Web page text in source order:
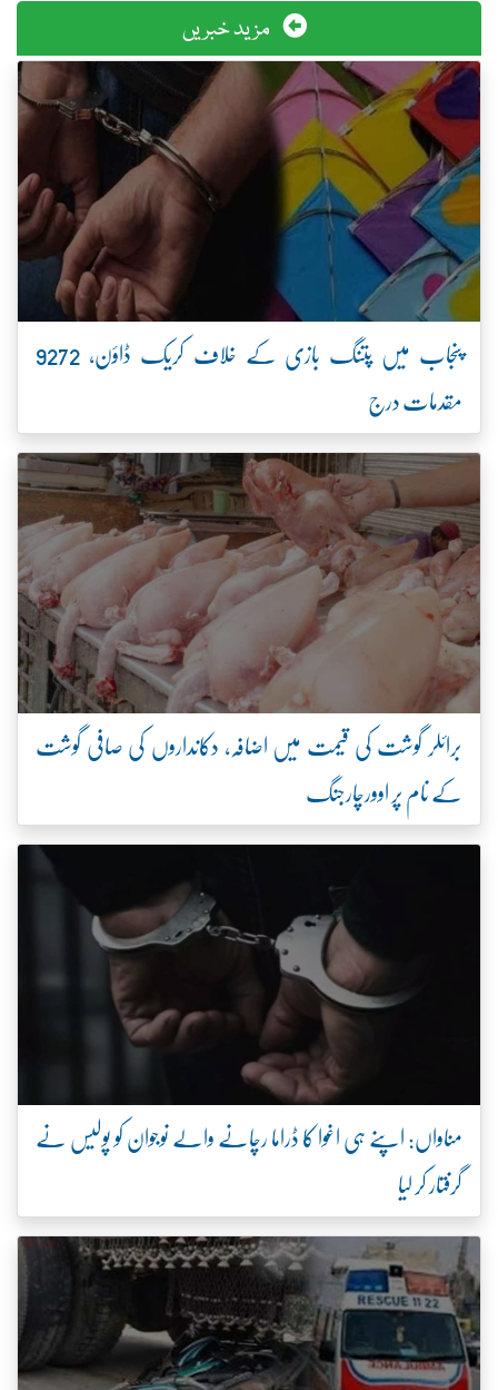
مزید خبریں
پنجاب میں پتنگ بازی کے خلاف کریک ڈاؤن، 9272
مقدمات درج
برائلر گوشت کی قیمت میں اضافہ، دکانداروں کی صافی گوشت
کے نام پر اوورچارجنگ
مناواں: اپنے ہی اغوا کا ڈراما رچانے والے نوجوان کو پولیس نے
گرفتار کر لیا